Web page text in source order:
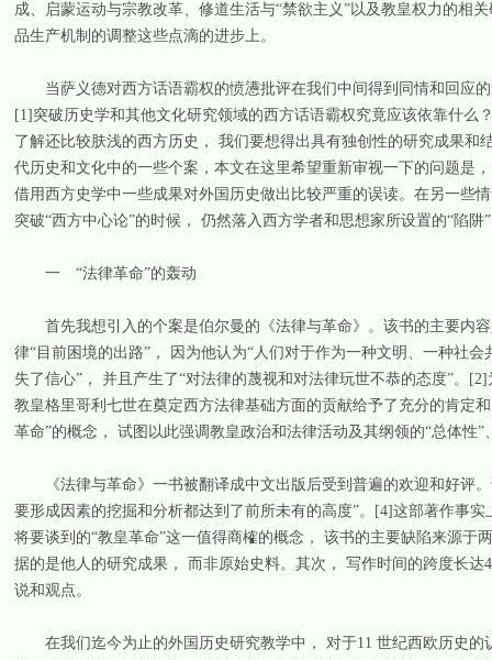
成、启蒙运动与宗教改革、修道生活与“禁欲主义”以及教皇权力的相
品生产机制的调整这些点滴的进步上。
当萨义德对西方话语霸权的愤懑批评在我们中间得到同情和回应的
[1]突破历史学和其他文化研究领域的西方话语霸权究竟应该依靠什
了解还比较肤浅的西方历史， 我们要想得出具有独创性的研究成果
代历史和文化中的一些个案，本文在这里希望重新审视一下的问题是
借用西方史学中一些成果对外国历史做出比较严重的误读。在另一些
突破“西方中心论”的时候， 仍然落入西方学者和思想家所设置的“陷阱
一 “法律革命”的轰动
首先我想引入的个案是伯尔曼的《法律与革命》。该书的主要内容
律“目前困境的出路”， 因为他认为“人们对于作为一种文明、一种社
失了信心”， 并且产生了“对法律的蔑视和对法律玩世不恭的态度”。
教皇格里哥利七世在奠定西方法律基础方面的贡献给予了充分的肯定
革命”的概念， 试图以此强调教皇政治和法律活动及其纲领的“总体性”
《法律与革命》一书被翻译成中文出版后受到普遍的欢迎和好评。
要形成因素的挖掘和分析都达到了前所未有的高度”。[4]这部著作事
将要谈到的“教皇革命”这一值得商榷的概念， 该书的主要缺陷来源
据的是他人的研究成果， 而非原始史料。其次， 写作时间的跨度长
说和观点。
在我们迄今为止的外国历史研究教学中， 对于11 世纪西欧历史的